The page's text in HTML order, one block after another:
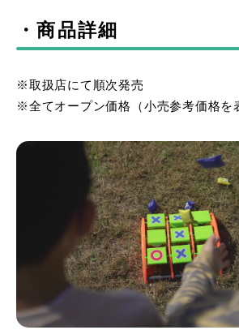
・商品詳細
※取扱店にて順次発売
※全てオープン価格（小売参考価格を